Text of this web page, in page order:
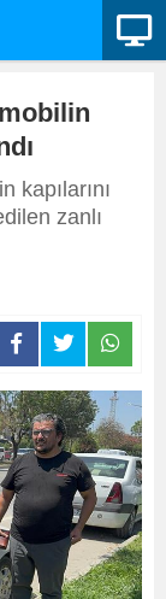
kapılarını
zanlı